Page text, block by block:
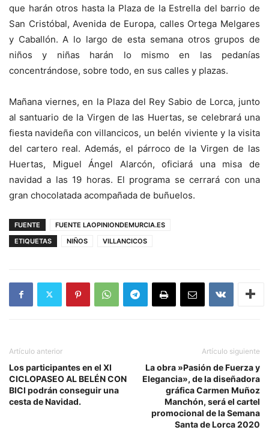
que harán otros hasta la Plaza de la Estrella del barrio de
San Cristóbal, Avenida de Europa, calles Ortega Melgares
y Caballón. A lo largo de esta semana otros grupos de
niños y niñas harán lo mismo en las pedanías
concentrándose, sobre todo, en sus calles y plazas.
Mañana viernes, en la Plaza del Rey Sabio de Lorca, junto
al santuario de la Virgen de las Huertas, se celebrará una
fiesta navideña con villancicos, un belén viviente y la visita
del cartero real. Además, el párroco de la Virgen de las
Huertas, Miguel Ángel Alarcón, oficiará una misa de
navidad a las 19 horas. El programa se cerrará con una
gran chocolatada acompañada de buñuelos.
FUENTE
FUENTE LAOPINIONDEMURCIA.ES
ETIQUETAS
NIÑOS VILLANCICOS
Artículo anterior
Los participantes en el XI
CICLOPASEO AL BELÉN CON
BICI podrán conseguir una
cesta de Navidad.
Artículo siguiente
La obra »Pasión de Fuerza y
Elegancia», de la diseñadora
gráfica Carmen Muñoz
Manchón, será el cartel
promocional de la Semana
Santa de Lorca 2020